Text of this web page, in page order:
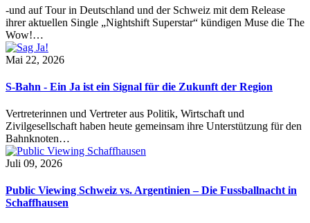
-und auf Tour in Deutschland und der Schweiz mit dem Release
ihrer aktuellen Single „Nightshift Superstar“ kündigen Muse die The
Wow!…
Mai 22, 2026
S-Bahn - Ein Ja ist ein Signal für die Zukunft der Region
Vertreterinnen und Vertreter aus Politik, Wirtschaft und
Zivilgesellschaft haben heute gemeinsam ihre Unterstützung für den
Bahnknoten…
Juli 09, 2026
Public Viewing Schweiz vs. Argentinien – Die Fussballnacht in
Schaffhausen